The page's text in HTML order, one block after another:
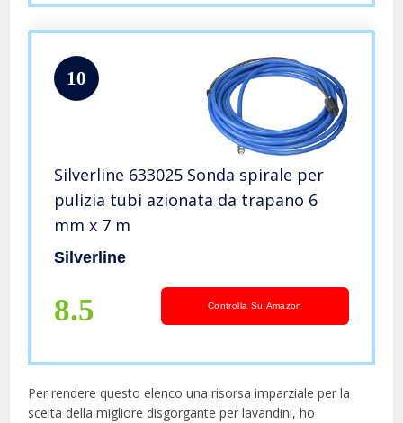
10
Silverline 633025 Sonda spirale per
pulizia tubi azionata da trapano 6
mm x 7 m
Silverline
8.5 Controlla Su Amazon
Per rendere questo elenco una risorsa imparziale per la
scelta della migliore disgorgante per lavandini, ​​ho